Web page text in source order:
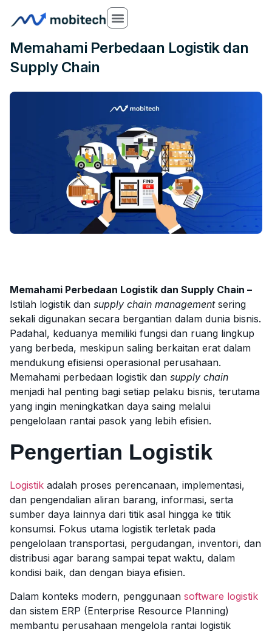
17 Oct 2025
Memahami Perbedaan Logistik dan
Supply Chain
Memahami Perbedaan Logistik dan Supply Chain –
Istilah logistik dan supply chain managementsering
sekali digunakan secara bergantian dalam dunia bisnis.
Padahal, keduanya memiliki fungsi dan ruang lingkup
yang berbeda, meskipun saling berkaitan erat dalam
mendukung efisiensi operasional perusahaan.
Memahami perbedaan logistik dan supply chain
menjadi hal penting bagi setiap pelaku bisnis, terutama
yang ingin meningkatkan daya saing melalui
pengelolaan rantai pasok yang lebih efisien.
Pengertian Logistik
Logistik adalah proses perencanaan, implementasi,
dan pengendalian aliran barang, informasi, serta
sumber daya lainnya dari titik asal hingga ke titik
konsumsi. Fokus utama logistik terletak pada
pengelolaan transportasi, pergudangan, inventori, dan
distribusi agar barang sampai tepat waktu, dalam
kondisi baik, dan dengan biaya efisien.
Dalam konteks modern, penggunaan software logistik
dan sistem ERP (Enterprise Resource Planning)
membantu perusahaan mengelola rantai logistik